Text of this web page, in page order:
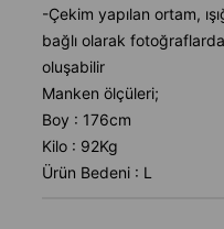
-Çekim yapılan ortam,
bağlı olarak
oluşabilir
Manken ölçüleri;
Boy : 176cm
Kilo : 92Kg
Ürün Bedeni : L